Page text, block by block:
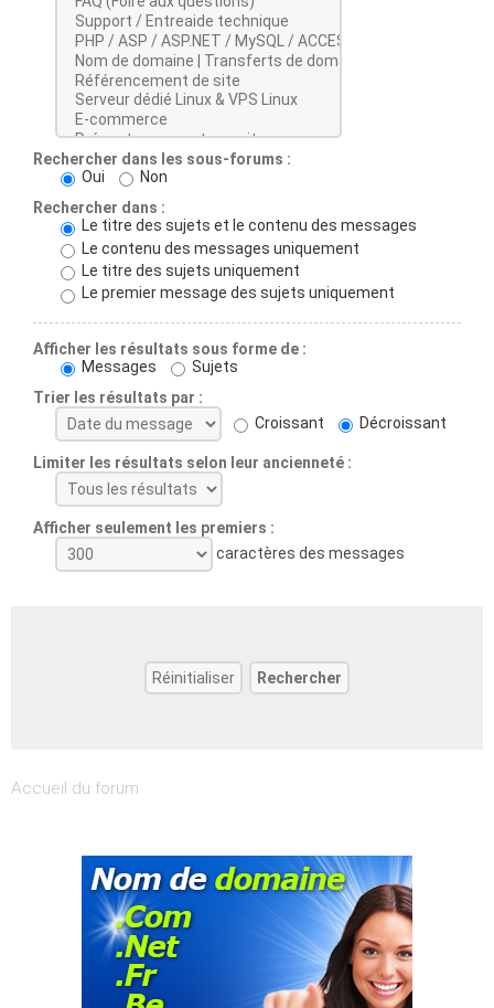
Rechercher dans les sous-forums :
Oui
Non
Rechercher dans :
Le titre des sujets et le contenu des messages
Le contenu des messages uniquement
Le titre des sujets uniquement
Le premier message des sujets uniquement
Afficher les résultats sous forme de :
Messages
Sujets
Trier les résultats par :
Croissant
Décroissant
Limiter les résultats selon leur ancienneté :
Afficher seulement les premiers :
caractères des messages
Accueil du forum